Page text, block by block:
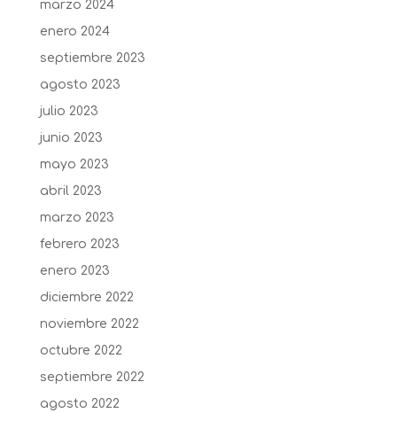
marzo 2024
enero 2024
septiembre 2023
agosto 2023
julio 2023
junio 2023
mayo 2023
abril 2023
marzo 2023
febrero 2023
enero 2023
diciembre 2022
noviembre 2022
octubre 2022
septiembre 2022
agosto 2022